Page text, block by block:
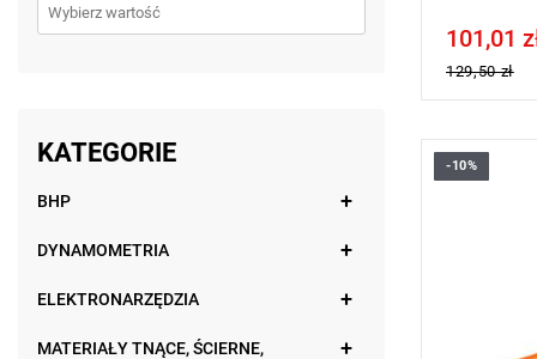
KATEGORIE
BHP
DYNAMOMETRIA
ELEKTRONARZĘDZIA
MATERIAŁY TNĄCE, ŚCIERNE,
Price tax
101,01
129,50 zł
• Długość:
-10%